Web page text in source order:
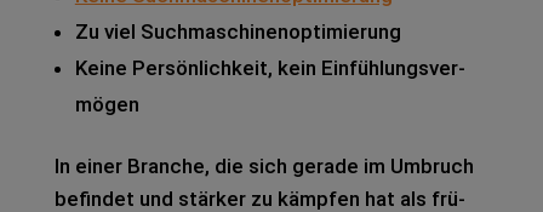
Zu viel Such­ma­schi­nen­op­ti­mie­rung
Keine Per­sön­lich­keit, kein Ein­füh­lungs­ver­
mö­gen
In einer Bran­che, die sich gera­de im Umbruch
befin­det und stär­ker zu kämp­fen hat als frü­